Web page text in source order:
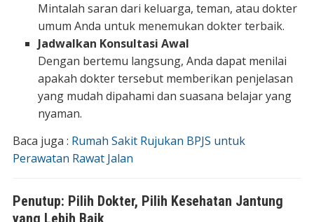
Mintalah saran dari keluarga, teman, atau dokter
umum Anda untuk menemukan dokter terbaik.
Jadwalkan Konsultasi Awal
Dengan bertemu langsung, Anda dapat menilai
apakah dokter tersebut memberikan penjelasan
yang mudah dipahami dan suasana belajar yang
nyaman.
Baca juga : Rumah Sakit Rujukan BPJS untuk
Perawatan Rawat Jalan
Penutup: Pilih Dokter, Pilih Kesehatan Jantung
yang Lebih Baik